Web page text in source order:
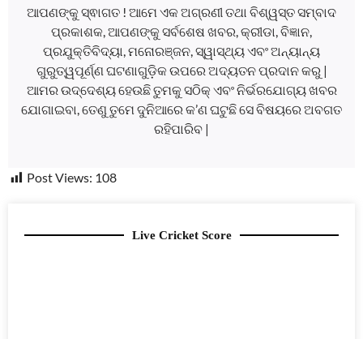
ଆପଣଙ୍କୁ ସ୍ଵାଗତ ! ଆମେ ଏକ ଅଗ୍ରଣୀ ତଥା ବିଶ୍ୱସ୍ତ ସମ୍ବାଦ
ପ୍ରକାଶକ, ଆପଣଙ୍କୁ ସର୍ବଶେଷ ଖବର, କ୍ରୀଡା, ବିଜ୍ଞାନ,
ପ୍ରଯୁକ୍ତିବିଦ୍ୟା, ମନୋରଞ୍ଜନ, ସ୍ୱାସ୍ଥ୍ୟ ଏବଂ ଅନ୍ୟାନ୍ୟ
ଗୁରୁତ୍ୱପୂର୍ଣ୍ଣ ଘଟଣାଗୁଡ଼ିକ ଉପରେ ଅଦ୍ୟତନ ପ୍ରଦାନ କରୁ |
ଆମର ଉଦ୍ଦେଶ୍ୟ ହେଉଛି ତୁମକୁ ସଠିକ୍ ଏବଂ ନିର୍ଭରଯୋଗ୍ୟ ଖବର
ଯୋଗାଇବା, ତେଣୁ ତୁମେ ଦୁନିଆରେ କ’ଣ ଘଟୁଛି ସେ ବିଷୟରେ ଅବଗତ
ରହିପାରିବ |
Post Views: 108
Live Cricket Score